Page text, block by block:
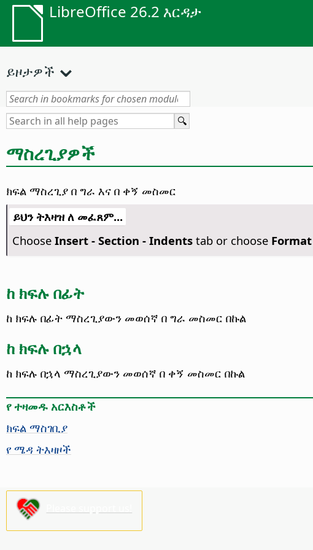
LibreOffice 26.2 እርዳታ
ይዞታዎች
ማስረጊያዎች
ክፍል ማስረጊያ በ ግራ እና በ ቀኝ መስመር
ይህን ትእዛዝ ለ መፈጸም...
Choose Insert - Section - Indentstab or choose
ከ ክፍሉ በፊት
ከ ክፍሉ በፊት ማስረጊያውን መወሰኛ በ ግራ መስመር በኩል
ከ ክፍሉ በኋላ
ከ ክፍሉ በኋላ ማስረጊያውን መወሰኛ በ ቀኝ መስመር በኩል
የ ተዛመዱ አርእስቶች
ክፍል ማስገቢያ
የ ሜዳ ትእዛዞች